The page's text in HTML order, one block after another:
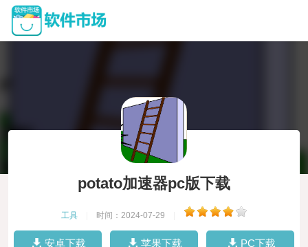
potato加速器pc版下载
工具 时间：2024-07-29
安卓下载 苹果下载 PC下载